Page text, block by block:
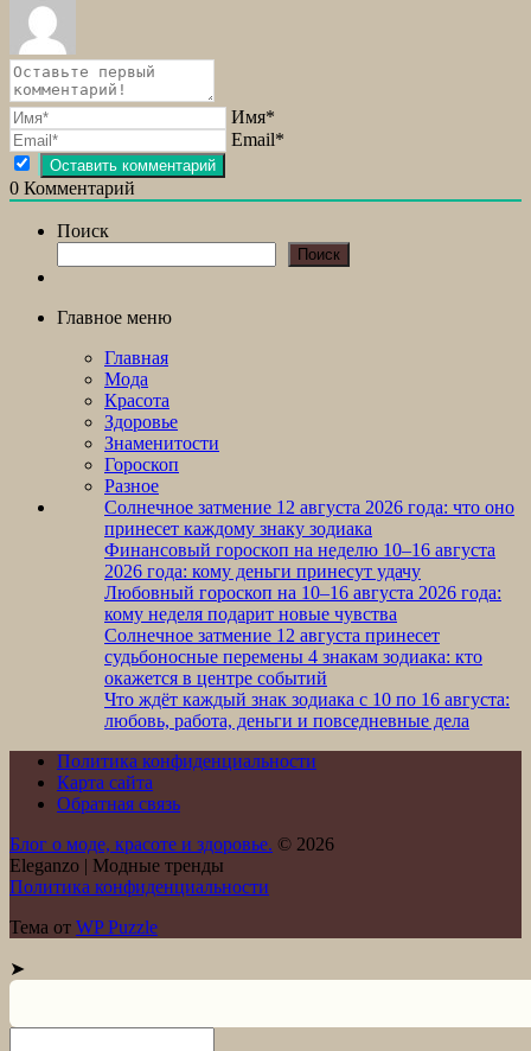
Имя*
Email*
0 Комментарий
Поиск
Поиск
Главное меню
Главная
Мода
Красота
Здоровье
Знаменитости
Гороскоп
Разное
Солнечное затмение 12 августа 2026 года: что оно
принесет каждому знаку зодиака
Финансовый гороскоп на неделю 10–16 августа
2026 года: кому деньги принесут удачу
Любовный гороскоп на 10–16 августа 2026 года:
кому неделя подарит новые чувства
Солнечное затмение 12 августа принесет
судьбоносные перемены 4 знакам зодиака: кто
окажется в центре событий
Что ждёт каждый знак зодиака с 10 по 16 августа:
любовь, работа, деньги и повседневные дела
Политика конфиденциальности
Карта сайта
Обратная связь
Блог о моде, красоте и здоровье. © 2026
Eleganzo | Модные тренды
Политика конфиденциальности
Тема от WP Puzzle
➤